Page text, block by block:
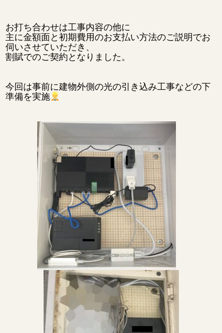
お打ち合わせは工事内容の他に
主に金額面と初期費用のお支払い方法のご説明でお
伺いさせていただき、
割賦でのご契約となりました。
今回は事前に建物外側の光の引き込み工事などの下
準備を実施